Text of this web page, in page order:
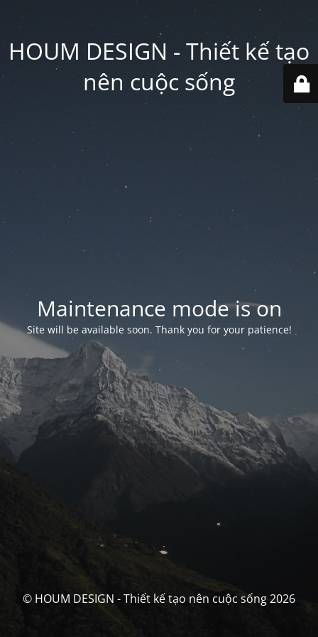
HOUM DESIGN - Thiết kế tạo
nên cuộc sống
Maintenance mode is on
Site will be available soon. Thank you for your patience!
© HOUM DESIGN - Thiết kế tạo nên cuộc sống 2026